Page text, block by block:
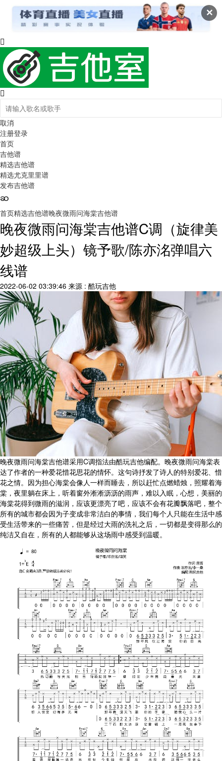
✕
取消
注册登录
首页
吉他谱
精选吉他谱
精选尤克里里谱
发布吉他谱
首页精选吉他谱晚夜微雨问海棠吉他谱
晚夜微雨问海棠吉他谱C调（旋律美
妙超级上头）镜予歌/陈亦洺弹唱六
线谱
2022-06-02 03:39:46 来源 : 酷玩吉他
晚夜微雨问海棠吉他谱采用C调指法由酷玩吉他编配。晚夜微雨问海棠表
达了作者的一种爱花惜花思花的情怀。这句诗抒发了诗人的特别爱花、惜
花之情。因为担心海棠会像人一样而睡去，所以赶忙点燃蜡烛，照耀着海
棠，夜里躺在床上，听着窗外淅淅沥沥的雨声，难以入眠，心想，美丽的
海棠花得到微雨的滋润，应该更漂亮了吧，应该不会有花瓣飘落吧，整个
所有的城市都会因为子变成非常洁白的事情，我们每个人只能在生活中感
受生活带来的一些痛苦，但是经过大雨的洗礼之后，一切都是变得那么的
纯洁又自在，所有的人都能够从这场雨中感受到温暖。